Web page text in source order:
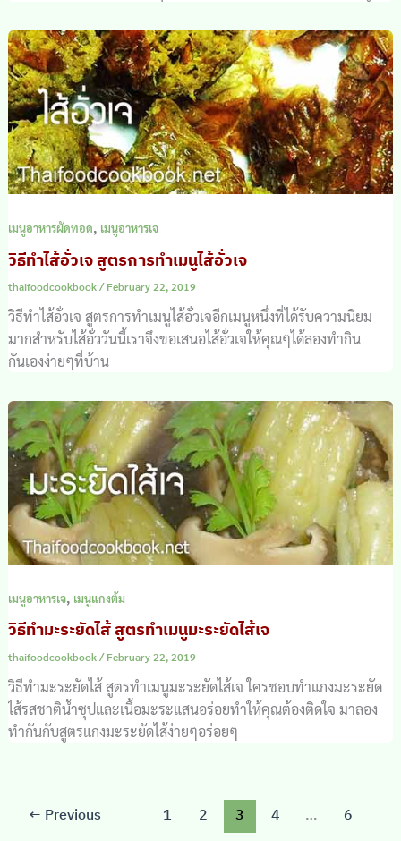
เมนูอาหารผัดทอด, เมนูอาหารเจ
วิธีทำไส้อั่วเจ สูตรการทำเมนูไส้อั่วเจ
thaifoodcookbook/February 22, 2019
วิธีทำไส้อั่วเจ สูตรการทำเมนูไส้อั่วเจอีกเมนูหนึ่งที่ได้รับความนิยม
มากสำหรับไส้อั่ววันนี้เราจึงขอเสนอไส้อั่วเจให้คุณๆได้ลองทำกิน
กันเองง่ายๆที่บ้าน
เมนูอาหารเจ, เมนูแกงต้ม
วิธีทำมะระยัดไส้ สูตรทำเมนูมะระยัดไส้เจ
thaifoodcookbook/February 22, 2019
วิธีทำมะระยัดไส้ สูตรทำเมนูมะระยัดไส้เจ ใครชอบทำแกงมะระยัด
ไส้รสชาติน้ำซุปและเนื้อมะระแสนอร่อยทำให้คุณต้องติดใจ มาลอง
ทำกันกับสูตรแกงมะระยัดไส้ง่ายๆอร่อยๆ
← Previous 1 2 3 4 …
6